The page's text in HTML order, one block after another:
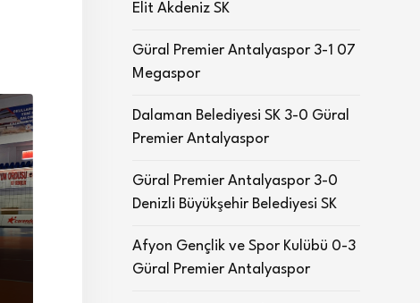
Elit Akdeniz SK
Güral Premier Antalyaspor 3-1 07
Megaspor
Dalaman Belediyesi SK 3-0 Güral
Premier Antalyaspor
Güral Premier Antalyaspor 3-0
Denizli Büyükşehir Belediyesi SK
Afyon Gençlik ve Spor Kulübü 0-3
Güral Premier Antalyaspor